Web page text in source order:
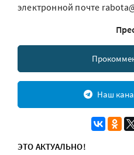
электронной почте
Наш
ЭТО АКТУАЛЬНО!